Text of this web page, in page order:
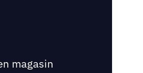
magasin